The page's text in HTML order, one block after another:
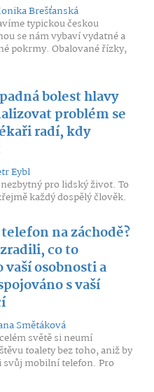
Brešťanská
typickou českou
se nám vybaví vydatné a
pokrmy. Obalované řízky,
bolest hlavy
problém se
radí, kdy
Eybl
pro lidský život. To
každý dospělý člověk.
na záchodě?
co to
vaší osobnosti a
s vaší
Smětáková
světě si neumí
toalety bez toho, aniž by
svůj mobilní telefon. Pro